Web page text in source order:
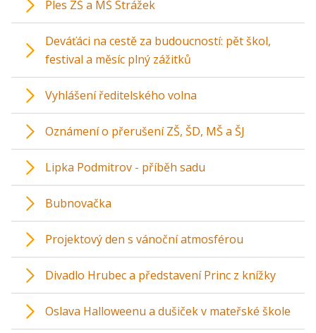
Ples ZŠ a MŠ Strážek
Deváťáci na cestě za budoucností: pět škol,
festival a měsíc plný zážitků
Vyhlášení ředitelského volna
Oznámení o přerušení ZŠ, ŠD, MŠ a ŠJ
Lipka Podmitrov - příběh sadu
Bubnovačka
Projektový den s vánoční atmosférou
Divadlo Hrubec a představení Princ z knížky
Oslava Halloweenu a dušiček v mateřské škole